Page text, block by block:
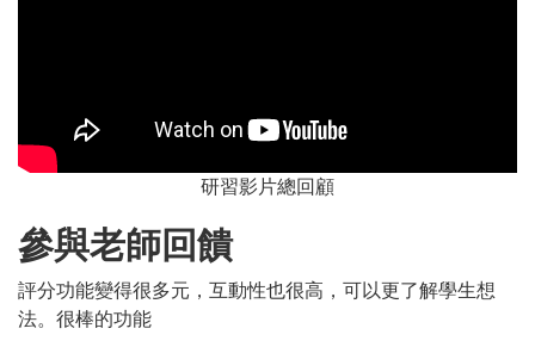
研習影片總回顧
參與老師回饋
評分功能變得很多元，互動性也很高，可以更了解學生想
法。很棒的功能